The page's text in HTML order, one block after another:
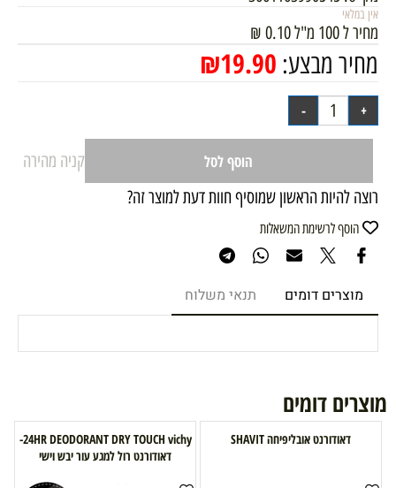
אין במלאי
מחיר ל 100 מ"ל 0.10
₪
מחיר מבצע: ₪19.90
הוסף לסל
קניה מהירה
רוצה להיות הראשון שמוסיף חוות דעת למוצר זה?
הוסף לרשימת המשאלות
מוצרים דומים תנאי משלוח
מוצרים דומים
דאודורנט אובליפיחה SHAVIT
24HR DEODORANT DRY TOUCH vichy-
דאודורנט רול למגע עור יבש וישי